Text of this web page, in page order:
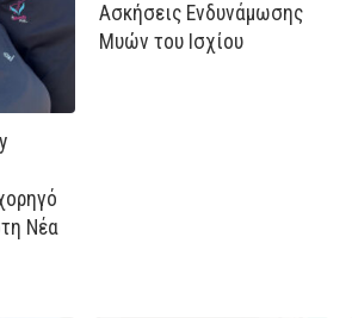
Νέα
Ασκήσεις Ενδυνάμωσης
Μυών του Ισχίου